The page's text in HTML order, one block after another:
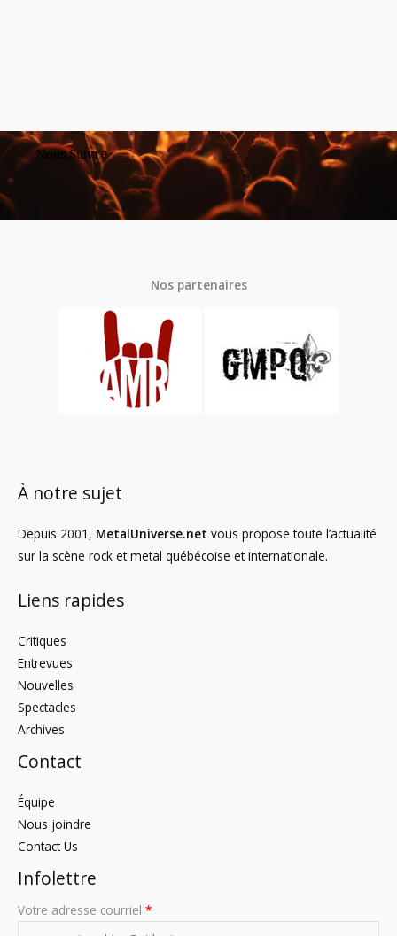
Nous Suivre
Nos partenaires
À notre sujet
Depuis 2001, MetalUniverse.net vous propose toute l’actualité
sur la scène rock et metal québécoise et internationale.
Liens rapides
Critiques
Entrevues
Nouvelles
Spectacles
Archives
Contact
Équipe
Nous joindre
Contact Us
Infolettre
Votre adresse courriel *